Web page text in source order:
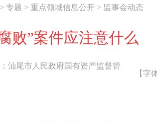
> 专题 > 重点领域信息公开 > 监事会动态
败”案件应注意什么
汕尾市人民政府国有资产监督管
【字